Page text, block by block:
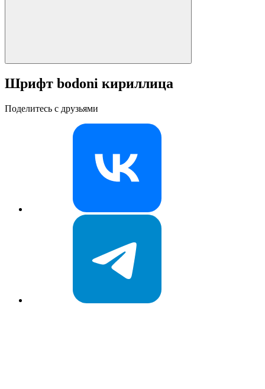
Шрифт bodoni кириллица
Поделитесь с друзьями